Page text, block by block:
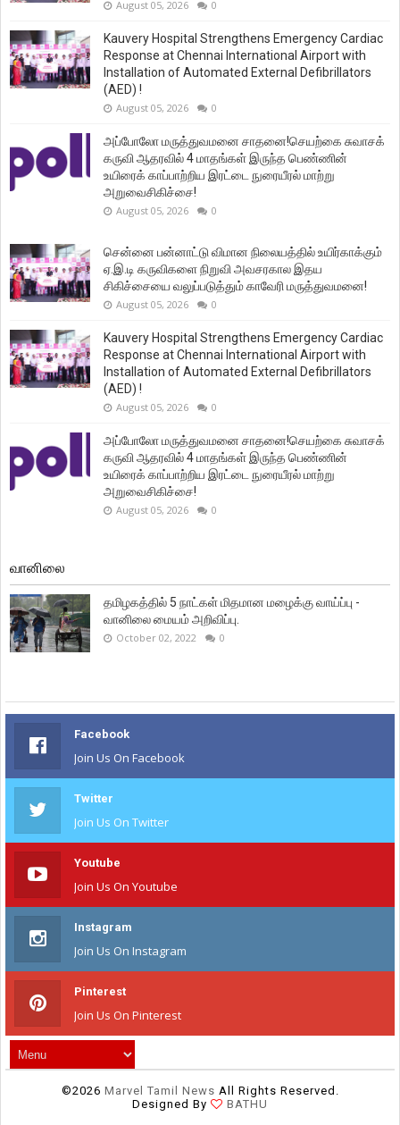
August 05, 2026 0
Kauvery Hospital Strengthens Emergency Cardiac
Response at Chennai International Airport with
Installation of Automated External Defibrillators
(AED) !
August 05, 2026 0
அப்போலோ மருத்துவமனை சாதனை!செயற்கை சுவாசக்
கருவி ஆதரவில் 4 மாதங்கள் இருந்த பெண்ணின்
உயிரைக் காப்பாற்றிய இரட்டை நுரையீரல் மாற்று
அறுவைசிகிச்சை!
August 05, 2026 0
சென்னை பன்னாட்டு விமான நிலையத்தில் உயிர்காக்கும்
ஏ.இ.டி கருவிகளை நிறுவி அவசரகால இதய
சிகிச்சையை வலுப்படுத்தும் காவேரி மருத்துவமனை!
August 05, 2026 0
Kauvery Hospital Strengthens Emergency Cardiac
Response at Chennai International Airport with
Installation of Automated External Defibrillators
(AED) !
August 05, 2026 0
அப்போலோ மருத்துவமனை சாதனை!செயற்கை சுவாசக்
கருவி ஆதரவில் 4 மாதங்கள் இருந்த பெண்ணின்
உயிரைக் காப்பாற்றிய இரட்டை நுரையீரல் மாற்று
அறுவைசிகிச்சை!
August 05, 2026 0
வானிலை
தமிழகத்தில் 5 நாட்கள் மிதமான மழைக்கு வாய்ப்பு -
வானிலை மையம் அறிவிப்பு.
October 02, 2022 0
Facebook
Join Us On Facebook
Twitter
Join Us On Twitter
Youtube
Join Us On Youtube
Instagram
Join Us On Instagram
Pinterest
Join Us On Pinterest
©2026 Marvel Tamil News All Rights Reserved.
Designed By
BATHU